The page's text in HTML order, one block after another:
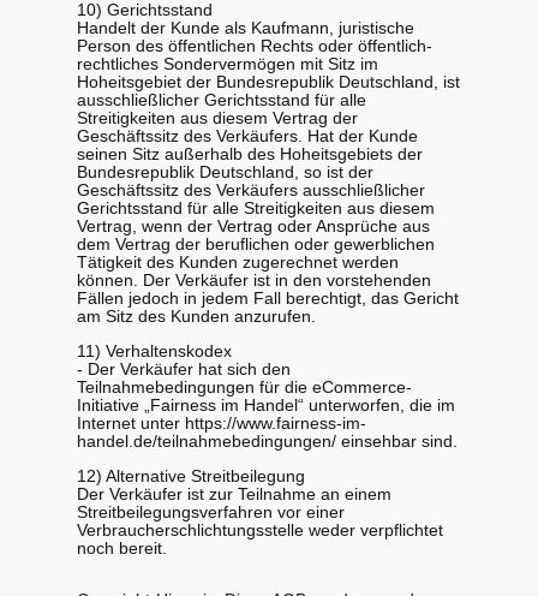
10) Gerichtsstand
Handelt der Kunde als Kaufmann, juristische
Person des öffentlichen Rechts oder öffentlich-
rechtliches Sondervermögen mit Sitz im
Hoheitsgebiet der Bundesrepublik Deutschland, ist
ausschließlicher Gerichtsstand für alle
Streitigkeiten aus diesem Vertrag der
Geschäftssitz des Verkäufers. Hat der Kunde
seinen Sitz außerhalb des Hoheitsgebiets der
Bundesrepublik Deutschland, so ist der
Geschäftssitz des Verkäufers ausschließlicher
Gerichtsstand für alle Streitigkeiten aus diesem
Vertrag, wenn der Vertrag oder Ansprüche aus
dem Vertrag der beruflichen oder gewerblichen
Tätigkeit des Kunden zugerechnet werden
können. Der Verkäufer ist in den vorstehenden
Fällen jedoch in jedem Fall berechtigt, das Gericht
am Sitz des Kunden anzurufen.
11) Verhaltenskodex
- Der Verkäufer hat sich den
Teilnahmebedingungen für die eCommerce-
Initiative „Fairness im Handel“ unterworfen, die im
Internet unter https://www.fairness-im-
handel.de/teilnahmebedingungen/ einsehbar sind.
12) Alternative Streitbeilegung
Der Verkäufer ist zur Teilnahme an einem
Streitbeilegungsverfahren vor einer
Verbraucherschlichtungsstelle weder verpflichtet
noch bereit.